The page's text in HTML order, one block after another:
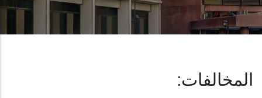
المخالفات: